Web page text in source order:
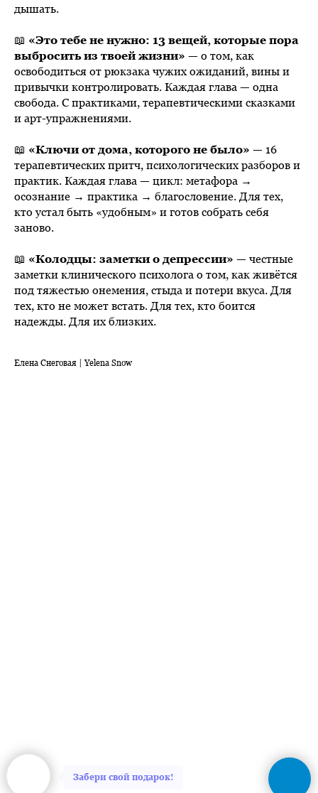
Забери свой подарок!
дышать.
📖 «Это тебе не нужно: 13 вещей, которые пора
выбросить из твоей жизни» — о том, как
освободиться от рюкзака чужих ожиданий, вины и
привычки контролировать. Каждая глава — одна
свобода. С практиками, терапевтическими сказками
и арт-упражнениями.
📖 «Ключи от дома, которого не было» — 16
терапевтических притч, психологических разборов и
практик. Каждая глава — цикл: метафора →
осознание → практика → благословение. Для тех,
кто устал быть «удобным» и готов собрать себя
заново.
📖 «Колодцы: заметки о депрессии» — честные
заметки клинического психолога о том, как живётся
под тяжестью онемения, стыда и потери вкуса. Для
тех, кто не может встать. Для тех, кто боится
надежды. Для их близких.
Елена Снеговая | Yelena Snow